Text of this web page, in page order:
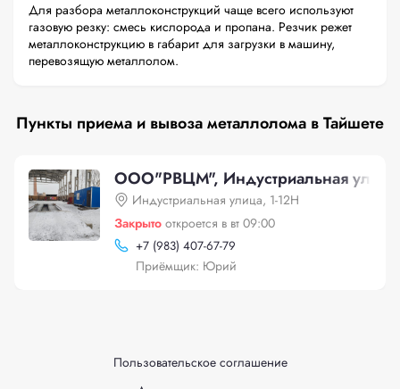
Для разбора металлоконструкций чаще всего используют
газовую резку: смесь кислорода и пропана. Резчик режет
металлоконструкцию в габарит для загрузки в машину,
перевозящую металлолом.
Пункты приема и вывоза металлолома в Тайшете
ООО"РВЦМ", Индустриальная
Индустриальная улица, 1-12Н
Закрыто откроется в вт 09:00
+7 (983) 407-67-79
Приёмщик: Юрий
Пользовательское соглашение